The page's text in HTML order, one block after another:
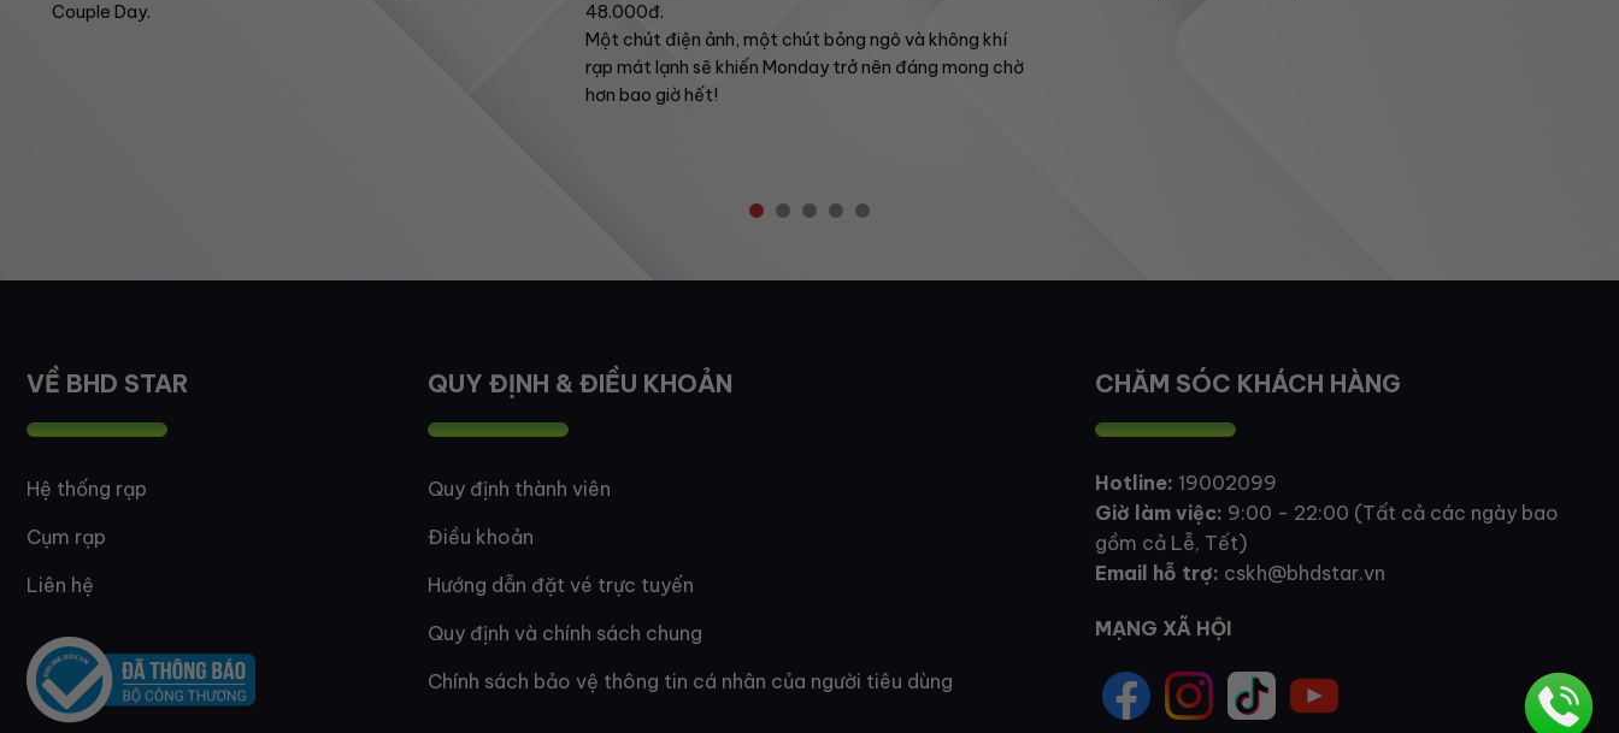
Couple Day.
48.000đ.
Một chút điện ảnh, một chút bỏng ngô và không khí
rạp mát lạnh sẽ khiến Monday trở nên đáng mong chờ
hơn bao giờ hết!
VỀ BHD STAR
Hệ thống rạp
Cụm rạp
Liên hệ
QUY ĐỊNH & ĐIỀU KHOẢN
Quy định thành viên
Điều khoản
Hướng dẫn đặt vé trực tuyến
Quy định và chính sách chung
Chính sách bảo vệ thông tin cá nhân của người tiêu dùng
CHĂM SÓC KHÁCH HÀNG
Hotline: 19002099
Giờ làm việc: 9:00 - 22:00 (Tất cả các ngày bao
gồm cả Lễ, Tết)
Email hỗ trợ: cskh@bhdstar.vn
MẠNG XÃ HỘI